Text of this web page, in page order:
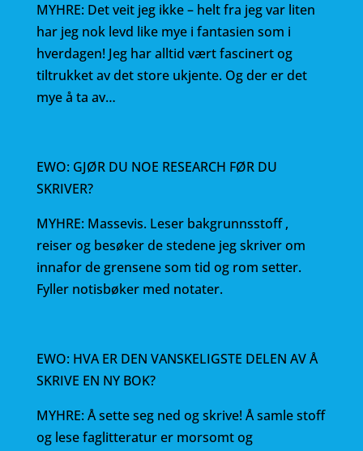
MYHRE: Det veit jeg ikke – helt fra jeg var liten
har jeg nok levd like mye i fantasien som i
hverdagen! Jeg har alltid vært fascinert og
tiltrukket av det store ukjente. Og der er det
mye å ta av…
EWO: GJØR DU NOE RESEARCH FØR DU
SKRIVER?
MYHRE: Massevis. Leser bakgrunnsstoff ,
reiser og besøker de stedene jeg skriver om
innafor de grensene som tid og rom setter.
Fyller notisbøker med notater.
EWO: HVA ER DEN VANSKELIGSTE DELEN AV Å
SKRIVE EN NY BOK?
MYHRE: Å sette seg ned og skrive! Å samle stoff
og lese faglitteratur er morsomt og